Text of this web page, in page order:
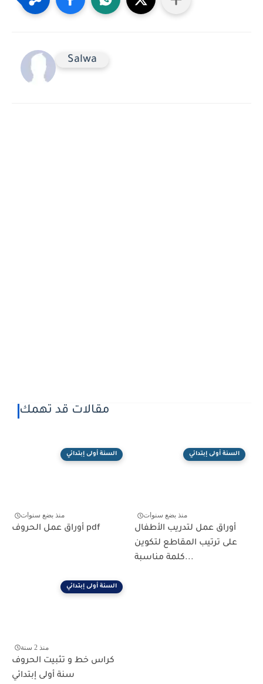
Salwa
مقالات قد تهمك
السنة أولى إبتدائي
منذ بضع سنوات
أوراق عمل الحروف pdf
السنة أولى إبتدائي
منذ بضع سنوات
أوراق عمل لتدريب الأطفال
على ترتيب المقاطع لتكوين
كلمة مناسبة...
السنة أولى إبتدائي
منذ 2 سنة
كراس خط و تثبيت الحروف
سنة أولى إبتدائي